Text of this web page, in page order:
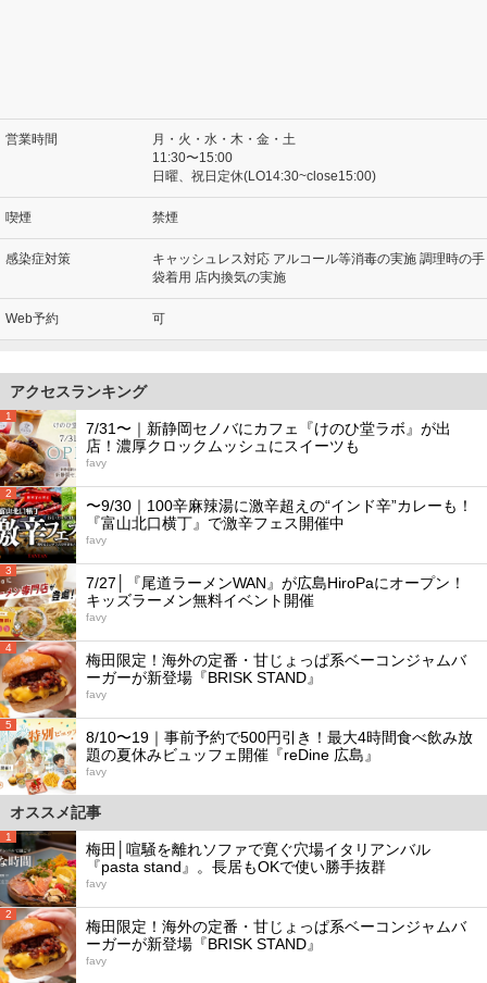
営業時間
月・火・水・木・金・土
11:30〜15:00
日曜、祝日定休(LO14:30~close15:00)
喫煙 禁煙
感染症対策
キャッシュレス対応 アルコール等消毒の実施 調理時の手
袋着用 店内換気の実施
Web予約 可
アクセスランキング
1
7/31〜｜新静岡セノバにカフェ『けのひ堂ラボ』が出
店！濃厚クロックムッシュにスイーツも
favy
2
〜9/30｜100辛麻辣湯に激辛超えの“インド辛”カレーも！
『富山北口横丁』で激辛フェス開催中
favy
3
7/27│『尾道ラーメンWAN』が広島HiroPaにオープン！
キッズラーメン無料イベント開催
favy
4
梅田限定！海外の定番・甘じょっぱ系ベーコンジャムバ
ーガーが新登場『BRISK STAND』
favy
5
8/10〜19｜事前予約で500円引き！最大4時間食べ飲み放
題の夏休みビュッフェ開催『reDine 広島』
favy
オススメ記事
1
梅田│喧騒を離れソファで寛ぐ穴場イタリアンバル
『pasta stand』。長居もOKで使い勝手抜群
favy
2
梅田限定！海外の定番・甘じょっぱ系ベーコンジャムバ
ーガーが新登場『BRISK STAND』
favy